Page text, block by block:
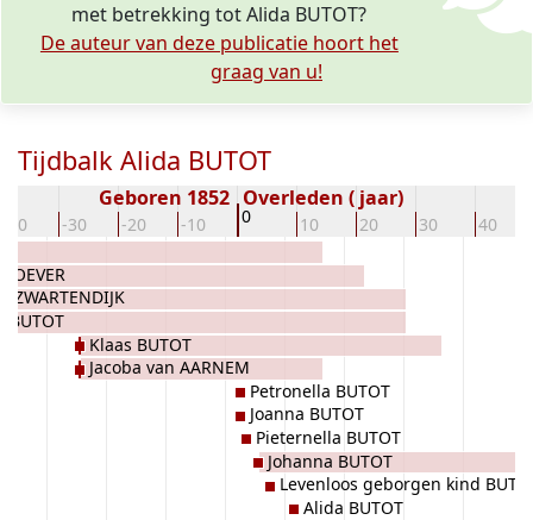
met betrekking tot Alida BUTOT?
De auteur van deze publicatie hoort het
graag van u!
Tijdbalk Alida BUTOT
-40 -30 -20 -10 0 10 20 30 40
Geboren 1852 Overleden ( jaar)
ZWARTENDIJK
BUTOT
Klaas BUTOT
Jacoba van AARNEM
Petronella BUTOT
Joanna BUTOT
Pieternella BUTOT
Johanna BUTOT
Levenloos geborgen kind
Alida BUTOT